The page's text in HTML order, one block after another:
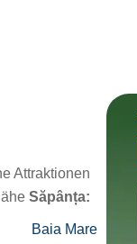
Attraktionen
Săpânța:
Baia Mare